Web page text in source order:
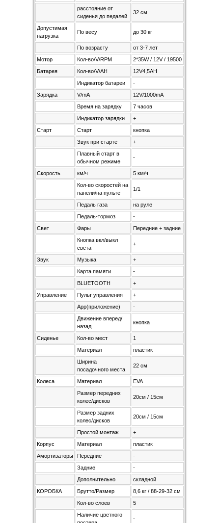
расстояние от
сиденья до педалей
32 см
Допустимая
нагрузка
По весу до 30 кг
По возрасту
от 3-7 лет
Мотор
Кол-во/V/RPM
2*35W / 12V / 19500 RPM
Батарея
Кол-во/V/AH
12V4,5AH
Индикатор батареи
-
Зарядка
V/mA
12V/1000mA
Время на зарядку
7 часов
Индикатор зарядки
+
Старт
Старт
кнопка
Звук при старте
+
Плавный старт в
обычном режиме
-
Скорость км/ч
5 км/ч
Кол-во скоростей на
панели/на пульте
1/1
Педаль газа
на руле
Педаль-тормоз
-
Свет
Фары
Передние + задние
Кнопка вкл/выкл
света
+
Звук Музыка
+
Карта памяти
-
BLUETOOTH
+
Управление
Пульт управления
+
App(приложение)
-
Движение вперед/
назад
кнопка
Сиденье Кол-во мест
1
Материал
пластик
Ширина
посадочного места
22 см
Колеса Материал
EVA
Размер передних
колес/дисков
20см / 15см
Размер задних
колес/дисков
20см / 15см
Простой монтаж
+
Корпус
Материал
пластик
Амортизаторы
Передние
-
Задние
-
Дополнительно
складной
КОРОБКА
Брутто/Размер
8,6 кг / 88-29-32 см
Кол-во слоев
5
Наличие цветного
-